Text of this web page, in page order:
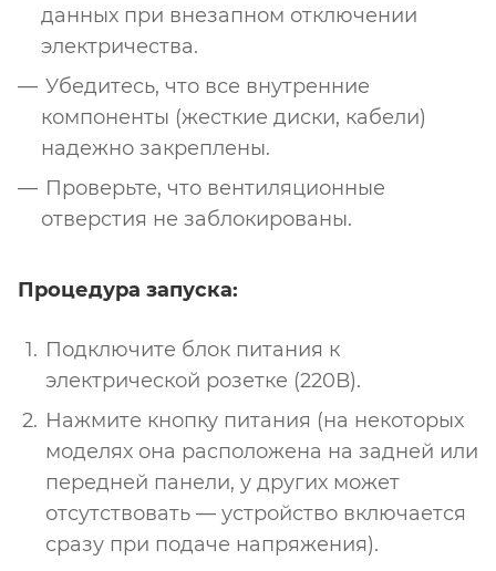
данных при внезапном отключении
электричества.
Убедитесь, что все внутренние
компоненты (жесткие диски, кабели)
надежно закреплены.
Проверьте, что вентиляционные
отверстия не заблокированы.
Процедура запуска:
Подключите блок питания к
электрической розетке (220В).
Нажмите кнопку питания (на некоторых
моделях она расположена на задней или
передней панели, у других может
отсутствовать — устройство включается
сразу при подаче напряжения).